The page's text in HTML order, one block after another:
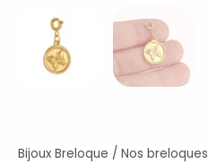
Bijoux Breloque / Nos breloques